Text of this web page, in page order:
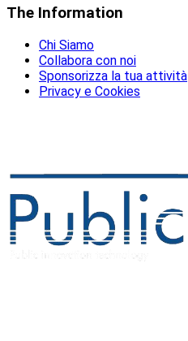
The Information
Chi Siamo
Collabora con noi
Sponsorizza la tua attività
Privacy e Cookies